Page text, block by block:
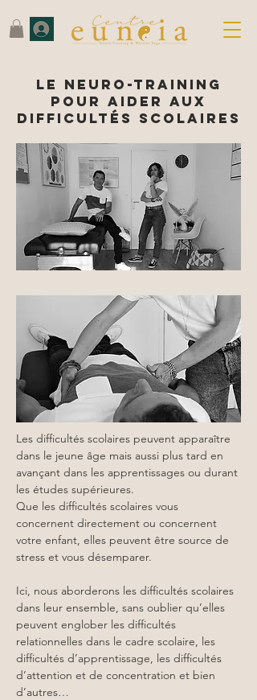
Le neuro-training
pour aider aux
difficultés scolaires
Les difficultés scolaires peuvent apparaître
dans le jeune âge mais aussi plus tard en
avançant dans les apprentissages ou durant
les études supérieures.
Que les difficultés scolaires vous
concernent directement ou concernent
votre enfant, elles peuvent être source de
stress et vous désemparer.
Ici, nous aborderons les difficultés scolaires
dans leur ensemble, sans oublier qu’elles
peuvent englober les difficultés
relationnelles dans le cadre scolaire, les
difficultés d’apprentissage, les difficultés
d’attention et de concentration et bien
d’autres…